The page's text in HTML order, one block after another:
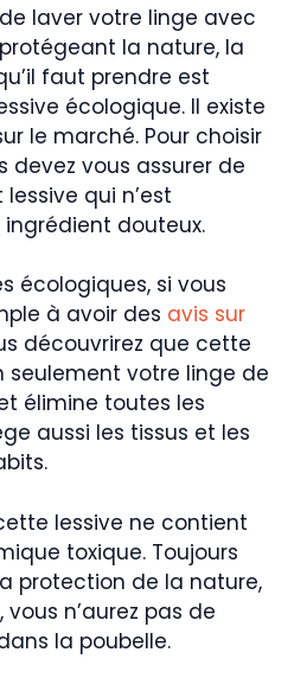
laver votre linge avec
la nature, la
faut prendre est
écologique. Il existe
le marché. Pour choisir
devez vous assurer de
qui n’est
douteux.
écologiques, si vous
à avoir des avis sur
découvrirez que cette
seulement votre linge de
élimine toutes les
aussi les tissus et les
lessive ne contient
toxique. Toujours
protection de la nature,
n’aurez pas de
la poubelle.